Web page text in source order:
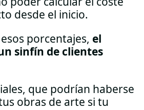
desde el inicio.
porcentajes, el
sinfín de clientes
que podrían haberse
obras de arte si tu